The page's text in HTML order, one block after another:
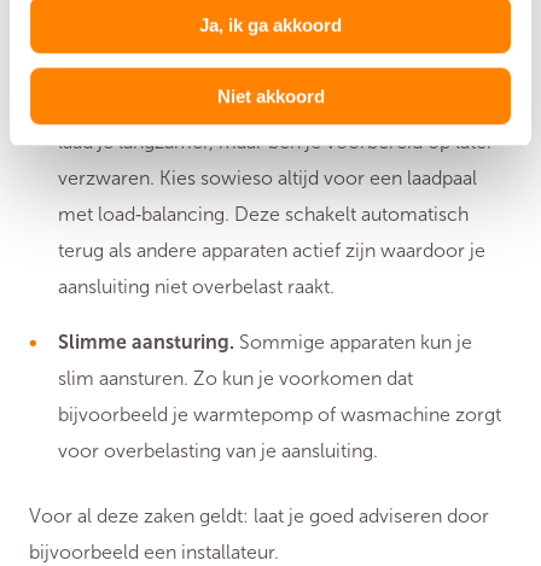
Ja, ik ga akkoord
Niet akkoord
Elektrische laadpaal. Kies een 1-fase-laadpaal. Een
andere optie is een 3‑fasen-laadpaal te nemen,
maar deze tijdelijk aan te sluiten op één fase. Zo
laad je langzamer, maar ben je voorbereid op later
verzwaren. Kies sowieso altijd voor een laadpaal
met load‑balancing. Deze schakelt automatisch
terug als andere apparaten actief zijn waardoor je
aansluiting niet overbelast raakt.
Slimme aansturing. Sommige apparaten kun je
slim aansturen. Zo kun je voorkomen dat
bijvoorbeeld je warmtepomp of wasmachine zorgt
voor overbelasting van je aansluiting.
Voor al deze zaken geldt: laat je goed adviseren door
bijvoorbeeld een installateur.